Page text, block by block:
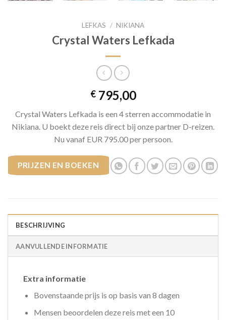
LEFKAS / NIKIANA
Crystal Waters Lefkada
€795,00
Crystal Waters Lefkada is een 4 sterren accommodatie in
Nikiana. U boekt deze reis direct bij onze partner D-reizen.
Nu vanaf EUR 795.00 per persoon.
PRIJZEN EN BOEKEN
BESCHRIJVING
AANVULLENDE INFORMATIE
Extra informatie
Bovenstaande prijs is op basis van 8 dagen
Mensen beoordelen deze reis met een 10